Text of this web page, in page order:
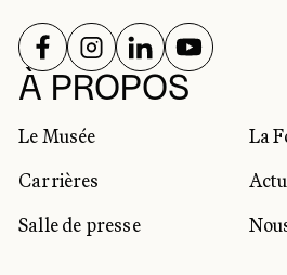
À PROPOS
Le Musée
La
Carrières
Salle de presse
RÉSEAUX
SUIVEZ-NOUS SUR
SUIVEZ-NOUS SUR
SUIVEZ-NOUS
SUIVEZ-